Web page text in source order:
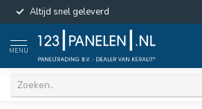
Altijd snel geleverd
MENU